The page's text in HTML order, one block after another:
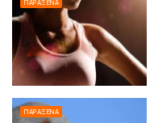
ΠΑΡΆΞΕΝΑ
ΠΑΡΆΞΕΝΑ